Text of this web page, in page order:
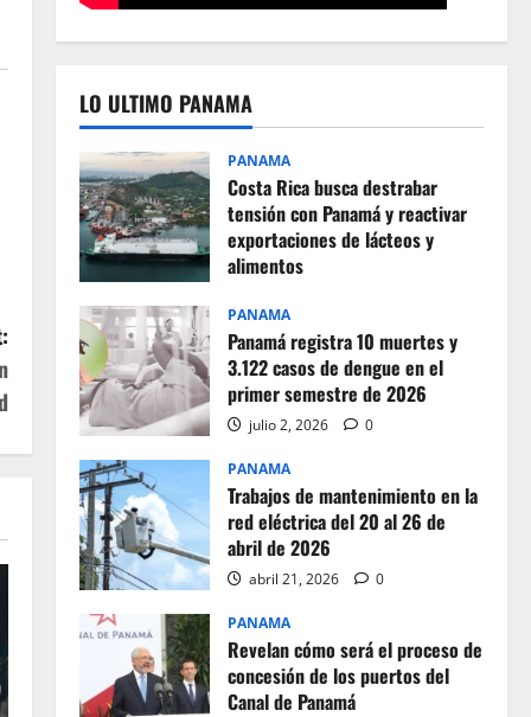
LO ULTIMO PANAMA
PANAMA
Costa Rica busca destrabar
tensión con Panamá y reactivar
exportaciones de lácteos y
alimentos
PANAMA
Panamá registra 10 muertes y
3.122 casos de dengue en el
primer semestre de 2026
julio 2, 2026 0
PANAMA
Trabajos de mantenimiento en la
red eléctrica del 20 al 26 de
abril de 2026
abril 21, 2026 0
PANAMA
Revelan cómo será el proceso de
concesión de los puertos del
Canal de Panamá